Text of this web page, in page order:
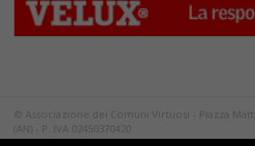
© Associazione dei Comuni Virtuosi - Piazza
(AN) - P. IVA 02450370420
Tutti i diritti riservati.